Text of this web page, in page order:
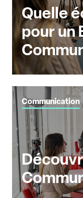
Quelle
pour un
Communication